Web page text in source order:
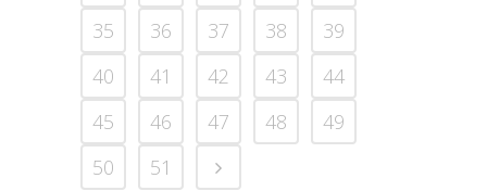
35
36 37 38
39
40
41 42 43
44
45
46 47 48
49
50
51